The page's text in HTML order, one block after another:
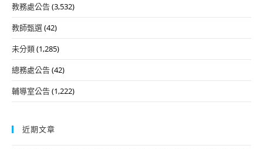
教務處公告(3,532)
教師甄選(42)
未分類(1,285)
總務處公告(42)
輔導室公告(1,222)
近期文章